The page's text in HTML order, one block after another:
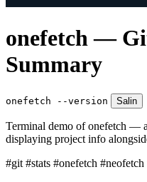
onefetch —
Summary
onefetch --version Salin
Terminal demo of onefetch —
displaying project info
#git #stats #onefetch #neofetch